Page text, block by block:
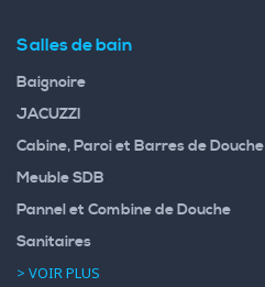
Salles de bain
Baignoire
JACUZZI
Cabine, Paroi et Barres de Douche
Meuble SDB
Pannel et Combine de Douche
Sanitaires
> VOIR PLUS